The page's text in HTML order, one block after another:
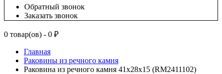
Обратный звонок
Заказать звонок
0 товар(ов) - 0 ₽
Главная
Раковины из речного камня
Раковина из речного камня 41x28x15 (RM2411102)